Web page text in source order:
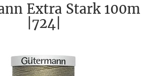
Extra Stark 100m
|724|